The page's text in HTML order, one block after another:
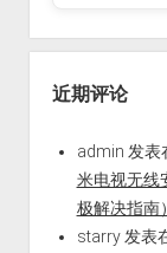
近期评论
admin 发表
米电视无线
极解决指南）
starry发表